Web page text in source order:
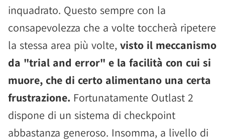
inquadrato. Questo sempre con la
consapevolezza che a volte toccherà ripetere
la stessa area più volte, visto il meccanismo
da "trial and error" e la facilità con cui si
muore, che di certo alimentano una certa
frustrazione. Fortunatamente Outlast 2
dispone di un sistema di checkpoint
abbastanza generoso. Insomma, a livello di